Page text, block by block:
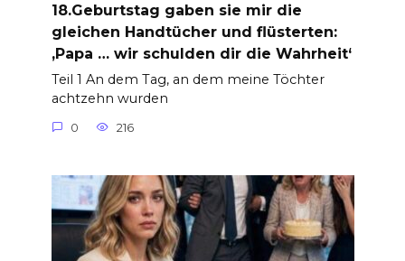
18.Geburtstag gaben sie mir die
gleichen Handtücher und flüsterten:
‚Papa … wir schulden dir die Wahrheit‘
Teil 1 An dem Tag, an dem meine Töchter
achtzehn wurden
0 216